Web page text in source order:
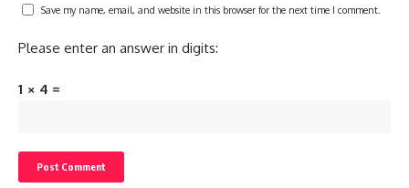
Save my name, email, and website in this browser for the next time I comment.
Please enter an answer in digits:
1 × 4 =